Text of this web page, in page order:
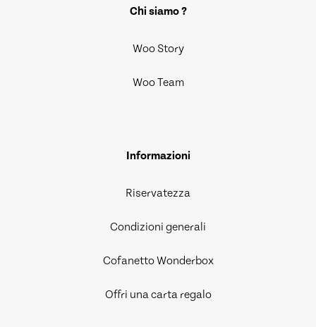
Chi siamo ?
Woo Story
Woo Team
Informazioni
Riservatezza
Condizioni generali
Cofanetto Wonderbox
Offri una carta regalo